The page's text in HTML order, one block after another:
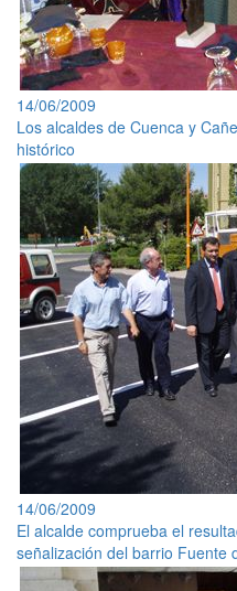
14/06/2009
Los alcaldes de Cuenca y
histórico
14/06/2009
El alcalde comprueba el
señalización del barrio Fuente